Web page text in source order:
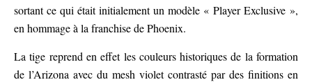
sortant ce qui était initialement un modèle « Player Exclusive »,
en hommage à la franchise de Phoenix.
La tige reprend en effet les couleurs historiques de la formation
de l’Arizona avec du mesh violet contrasté par des finitions en